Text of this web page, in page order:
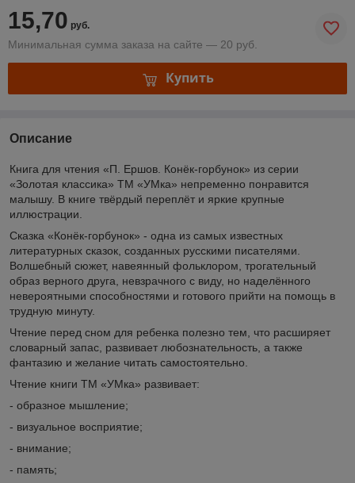
15,70 руб.
Минимальная сумма заказа на сайте — 20 руб.
Купить
Описание
Книга для чтения «П. Ершов. Конёк-горбунок» из серии
«Золотая классика» ТМ «УМка» непременно понравится
малышу. В книге твёрдый переплёт и яркие крупные
иллюстрации.
Сказка «Конёк-горбунок» - одна из самых известных
литературных сказок, созданных русскими писателями.
Волшебный сюжет, навеянный фольклором, трогательный
образ верного друга, невзрачного с виду, но наделённого
невероятными способностями и готового прийти на помощь в
трудную минуту.
Чтение перед сном для ребенка полезно тем, что расширяет
словарный запас, развивает любознательность, а также
фантазию и желание читать самостоятельно.
Чтение книги ТМ «УМка» развивает:
- образное мышление;
- визуальное восприятие;
- внимание;
- память;